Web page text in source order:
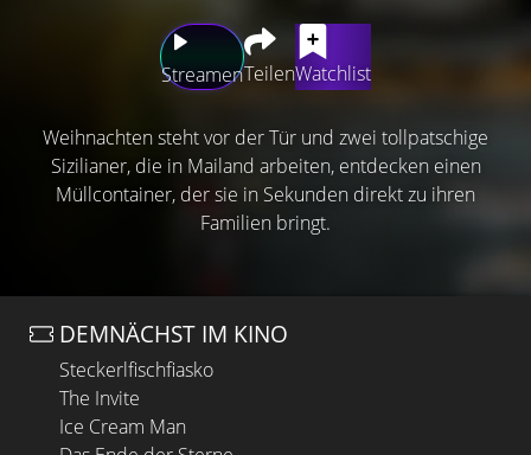
StreamenTeilenWatchlist
Weihnachten steht vor der Tür und zwei tollpatschige
Sizilianer, die in Mailand arbeiten, entdecken einen
Müllcontainer, der sie in Sekunden direkt zu ihren
Familien bringt.
DEMNÄCHST IM KINO
Steckerlfischfiasko
The Invite
Ice Cream Man